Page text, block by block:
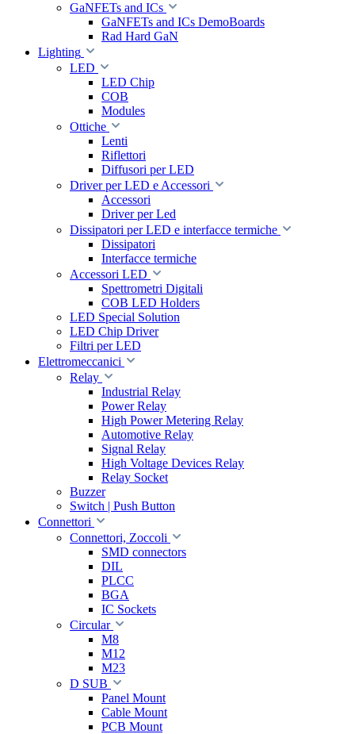
GaNFETs and ICs
GaNFETs and ICs DemoBoards
Rad Hard GaN
Lighting
LED
LED Chip
COB
Modules
Ottiche
Lenti
Riflettori
Diffusori per LED
Driver per LED e Accessori
Accessori
Driver per Led
Dissipatori per LED e interfacce termiche
Dissipatori
Interfacce termiche
Accessori LED
Spettrometri Digitali
COB LED Holders
LED Special Solution
LED Chip Driver
Filtri per LED
Elettromeccanici
Relay
Industrial Relay
Power Relay
High Power Metering Relay
Automotive Relay
Signal Relay
High Voltage Devices Relay
Relay Socket
Buzzer
Switch | Push Button
Connettori
Connettori, Zoccoli
SMD connectors
DIL
PLCC
BGA
IC Sockets
Circular
M8
M12
M23
D SUB
Panel Mount
Cable Mount
PCB Mount